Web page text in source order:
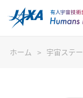
ホーム 宇宙ステ